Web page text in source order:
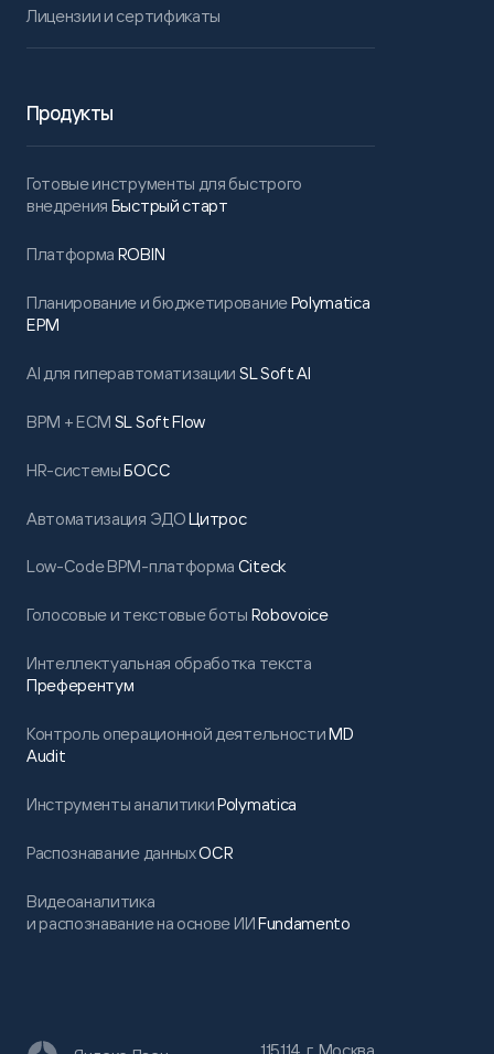
Лицензии и сертификаты
Продукты
Готовые инструменты для быстрого
внедрения Быстрый старт
Платформа ROBIN
Планирование и бюджетированиеPolymatica
EPM
AI для гиперавтоматизации SL Soft AI
BPM + ECM SL Soft Flow
HR-системыБОСС
Автоматизация ЭДОЦитрос
Low-Code BPM-платформа Citeck
Голосовые и текстовые боты Robovoice
Интеллектуальная обработка текста
Преферентум
Контроль операционной деятельностиMD
Audit
Инструменты аналитикиPolymatica
Распознавание данныхOCR
Видеоаналитика
и распознавание на основе ИИFundamento